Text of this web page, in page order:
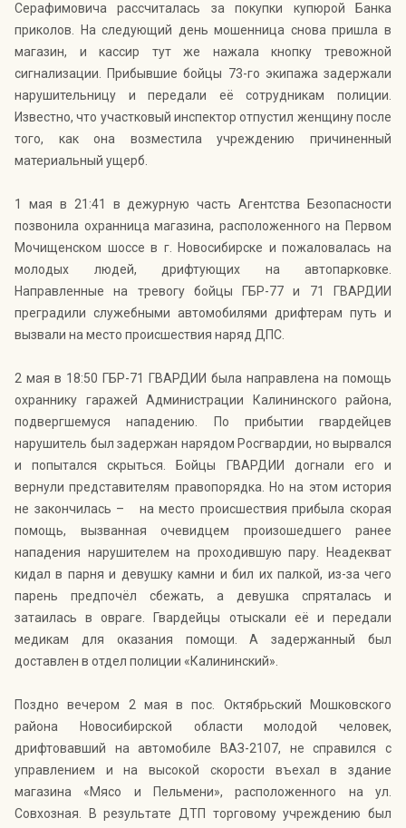
Серафимовича рассчиталась за покупки купюрой Банка
приколов. На следующий день мошенница снова пришла в
магазин, и кассир тут же нажала кнопку тревожной
сигнализации. Прибывшие бойцы 73-го экипажа задержали
нарушительницу и передали её сотрудникам полиции.
Известно, что участковый инспектор отпустил женщину после
того, как она возместила учреждению причиненный
материальный ущерб.
1 мая в 21:41 в дежурную часть Агентства Безопасности
позвонила охранница магазина, расположенного на Первом
Мочищенском шоссе в г. Новосибирске и пожаловалась на
молодых людей, дрифтующих на автопарковке.
Направленные на тревогу бойцы ГБР-77 и 71 ГВАРДИИ
преградили служебными автомобилями дрифтерам путь и
вызвали на место происшествия наряд ДПС.
2 мая в 18:50 ГБР-71 ГВАРДИИ была направлена на помощь
охраннику гаражей Администрации Калининского района,
подвергшемуся нападению. По прибытии гвардейцев
нарушитель был задержан нарядом Росгвардии, но вырвался
и попытался скрыться. Бойцы ГВАРДИИ догнали его и
вернули представителям правопорядка. Но на этом история
не закончилась – на место происшествия прибыла скорая
помощь, вызванная очевидцем произошедшего ранее
нападения нарушителем на проходившую пару. Неадекват
кидал в парня и девушку камни и бил их палкой, из-за чего
парень предпочёл сбежать, а девушка спряталась и
затаилась в овраге. Гвардейцы отыскали её и передали
медикам для оказания помощи. А задержанный был
доставлен в отдел полиции «Калининский».
Поздно вечером 2 мая в пос. Октябрьский Мошковского
района Новосибирской области молодой человек,
дрифтовавший на автомобиле ВАЗ-2107, не справился с
управлением и на высокой скорости въехал в здание
магазина «Мясо и Пельмени», расположенного на ул.
Совхозная. В результате ДТП торговому учреждению был